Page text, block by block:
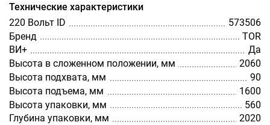
Технические характеристики
220 Вольт ID
573506
Бренд
TOR
ВИ+
Да
Высота в сложенном положении, мм
2060
Высота подхвата, мм
90
Высота подъема, мм
1600
Высота упаковки, мм
560
Глубина упаковки, мм
2020